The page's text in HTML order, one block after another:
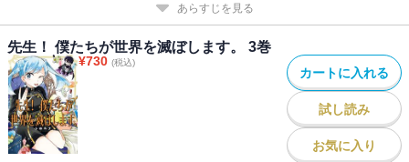
あらすじを見る
先生！ 僕たちが世界を滅ぼします。 3巻
¥730 (税込)
カートに入れる
試し読み
お気に入り